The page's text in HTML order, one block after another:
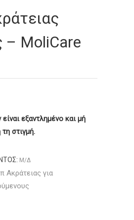
– MoliCare
εξαντλημένο και μή
στιγμή.
Μ/Δ
Ακράτειας για